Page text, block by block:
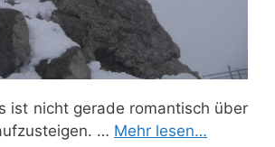
ist nicht gerade romantisch über
… Mehr lesen…